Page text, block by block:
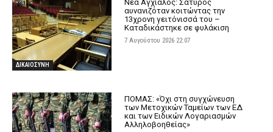
ΔΙΚΑΙΟΣΥΝΗ
Νέα Αγχίαλος: Σάτυρος
αυνανιζόταν κοιτώντας την
13χρονη γειτόνισσά του –
Καταδικάστηκε σε φυλάκιση
7 Αυγούστου 2026 22:07
ΠΟΜΑΣ: «Όχι στη συγχώνευση
των Μετοχικών Ταμείων των ΕΔ
και των Ειδικών Λογαριασμών
Αλληλοβοηθείας»